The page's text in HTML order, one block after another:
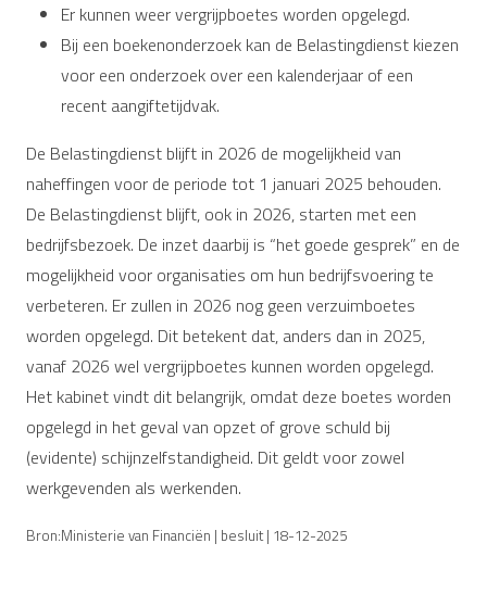
Er kunnen weer vergrijpboetes worden opgelegd.
Bij een boekenonderzoek kan de Belastingdienst kiezen
voor een onderzoek over een kalenderjaar of een
recent aangiftetijdvak.
De Belastingdienst blijft in 2026 de mogelijkheid van
naheffingen voor de periode tot 1 januari 2025 behouden.
De Belastingdienst blijft, ook in 2026, starten met een
bedrijfsbezoek. De inzet daarbij is “het goede gesprek” en de
mogelijkheid voor organisaties om hun bedrijfsvoering te
verbeteren. Er zullen in 2026 nog geen verzuimboetes
worden opgelegd. Dit betekent dat, anders dan in 2025,
vanaf 2026 wel vergrijpboetes kunnen worden opgelegd.
Het kabinet vindt dit belangrijk, omdat deze boetes worden
opgelegd in het geval van opzet of grove schuld bij
(evidente) schijnzelfstandigheid. Dit geldt voor zowel
werkgevenden als werkenden.
Bron:Ministerie van Financiën | besluit | 18-12-2025